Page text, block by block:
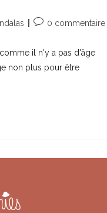
0 commentaire
il n'y a pas d'âge
non plus pour être